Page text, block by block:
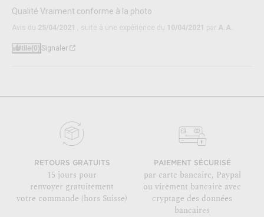
Qualité Vraiment conforme à la photo
Avis du 25/04/2021 , suite à une expérience du 10/04/2021 par A.A.
Utile(0) Signaler
RETOURS GRATUITS
15 jours pour
renvoyer gratuitement
votre commande (hors Suisse)
PAIEMENT SÉCURISÉ
par carte bancaire, Paypal
ou virement bancaire avec
cryptage des données
bancaires